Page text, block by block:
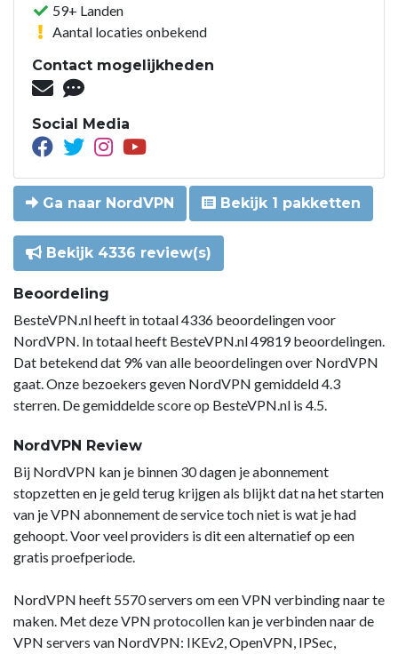
59+ Landen
Aantal locaties onbekend
Contact mogelijkheden
Social Media
Ga naar NordVPN Bekijk 1 pakketten
Bekijk 4336 review(s)
Beoordeling
BesteVPN.nl heeft in totaal 4336 beoordelingen voor
NordVPN. In totaal heeft BesteVPN.nl 49819 beoordelingen.
Dat betekend dat 9% van alle beoordelingen over NordVPN
gaat. Onze bezoekers geven NordVPN gemiddeld 4.3
sterren. De gemiddelde score op BesteVPN.nl is 4.5.
NordVPN Review
Bij NordVPN kan je binnen 30 dagen je abonnement
stopzetten en je geld terug krijgen als blijkt dat na het starten
van je VPN abonnement de service toch niet is wat je had
gehoopt. Voor veel providers is dit een alternatief op een
gratis proefperiode.
NordVPN heeft 5570 servers om een VPN verbinding naar te
maken. Met deze VPN protocollen kan je verbinden naar de
VPN servers van NordVPN: IKEv2, OpenVPN, IPSec,